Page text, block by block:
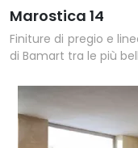
Marostica 14
Finiture di pregio e
di Bamart tra le più